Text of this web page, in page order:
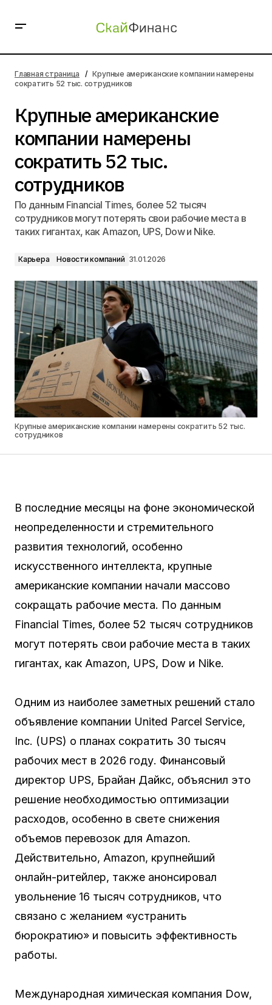
52 тыс. сотрудников
Главная страница
Крупные американские компании намерены
сократить 52 тыс. сотрудников
Крупные американские
компании намерены
сократить 52 тыс.
сотрудников
По данным Financial Times, более 52 тысяч
сотрудников могут потерять свои рабочие места в
таких гигантах, как Amazon, UPS, Dow и Nike.
Карьера Новости компаний 31.01.2026
Крупные американские компании намерены сократить 52 тыс.
сотрудников
В последние месяцы на фоне экономической
неопределенности и стремительного
развития технологий, особенно
искусственного интеллекта, крупные
американские компании начали массово
сокращать рабочие места. По данным
Financial Times, более 52 тысяч сотрудников
могут потерять свои рабочие места в таких
гигантах, как Amazon, UPS, Dow и Nike.
Одним из наиболее заметных решений стало
объявление компании United Parcel Service,
Inc. (UPS) о планах сократить 30 тысяч
рабочих мест в 2026 году. Финансовый
директор UPS, Брайан Дайкс, объяснил это
решение необходимостью оптимизации
расходов, особенно в свете снижения
объемов перевозок для Amazon.
Действительно, Amazon, крупнейший
онлайн-ритейлер, также анонсировал
увольнение 16 тысяч сотрудников, что
связано с желанием «устранить
бюрократию» и повысить эффективность
работы.
Международная химическая компания Dow,